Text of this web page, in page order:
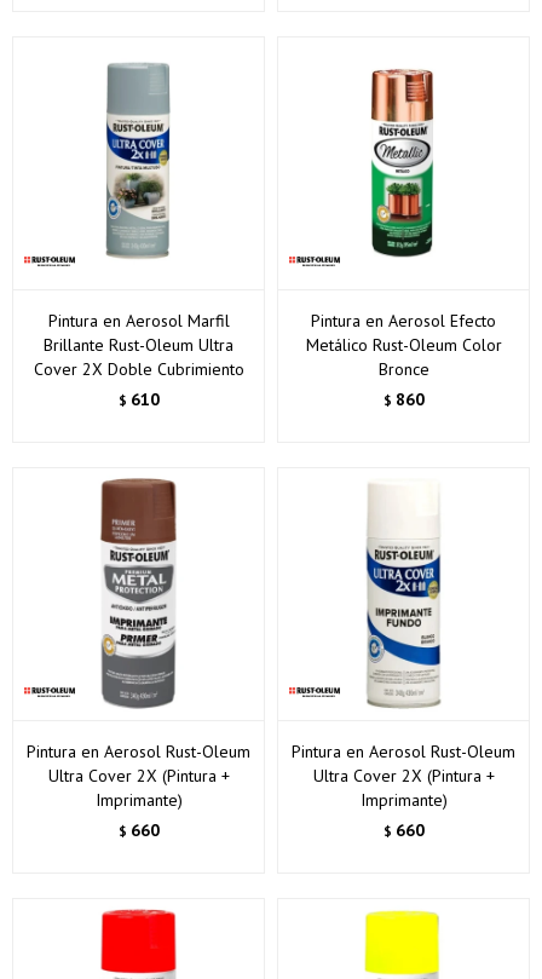
Pintura en Aerosol Marfil
Brillante Rust-Oleum Ultra
Cover 2X Doble Cubrimiento
$ 610
Pintura en Aerosol Efecto
Metálico Rust-Oleum Color
Bronce
$ 860
Pintura en Aerosol Rust-Oleum
Ultra Cover 2X (Pintura +
Imprimante)
$ 660
Pintura en Aerosol Rust-Oleum
Ultra Cover 2X (Pintura +
Imprimante)
$ 660